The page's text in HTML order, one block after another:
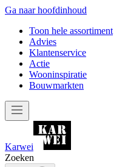
Ga naar hoofdinhoud
Toon hele assortiment
Advies
Klantenservice
Actie
Wooninspiratie
Bouwmarkten
Karwei
Zoeken